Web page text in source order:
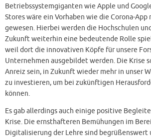
Betriebssystemgiganten wie Apple und
Stores wäre ein Vorhaben wie die Corona-
gewesen. Hierbei werden die Hochschulen
Zukunft weiterhin eine bedeutende Rolle
weil dort die innovativen Köpfe für unsere
Unternehmen ausgebildet werden. Die Krise
Anreiz sein, in Zukunft wieder mehr in unser
zu investieren, um bei zukünftigen
können.
Es gab allerdings auch einige positive
Krise. Die ernsthafteren Bemühungen im
Digitalisierung der Lehre sind begrüßenswert